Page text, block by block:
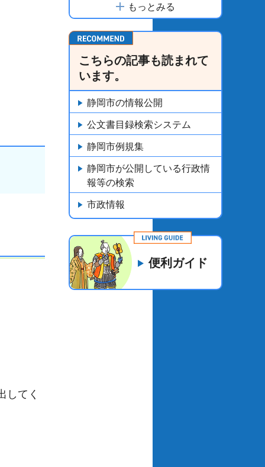
してく
もっとみる
こちらの記事も読まれて
います。
静岡市の情報公開
公文書目録検索システム
静岡市例規集
静岡市が公開している行政情
報等の検索
市政情報
便利ガイド